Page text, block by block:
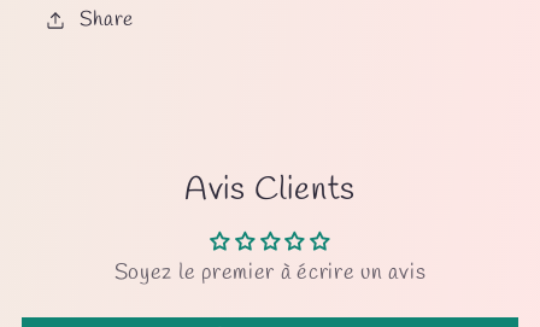
Share
Avis Clients
Soyez le premier à écrire un avis